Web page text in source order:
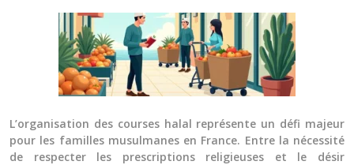
L’organisation des courses halal représente un défi majeur
pour les familles musulmanes en France. Entre la nécessité
de respecter les prescriptions religieuses et le désir